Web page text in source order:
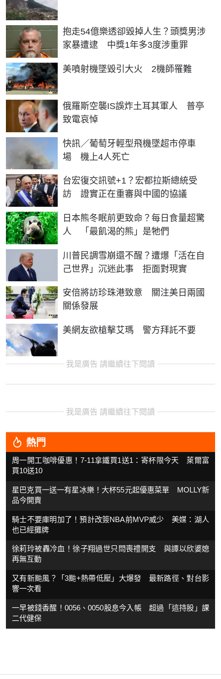
抱走54億樂透卻毀掉人生？頭獎男涉
家暴遭逮 中獎1年多3度涉重罪
美噴射機墜毀引大火 2機師罹難
俄羅斯空襲IS誤炸土耳其軍人 普亭
致電哀悼
快訊／葡萄牙輕型飛機墜超市停車
場 機上4人死亡
台宏復交訊號+1？宏都拉斯總統受
訪 證實正在重審與中國的協議
日本熊冬眠前更致命？每日食量超驚
人 「最飢渴的熊」是牠們
川普民調雪崩還不醒？遭爆「活在自
己世界」沉迷此事 拒面對現實
安倍將訪珍珠港致意 關注美日兩國
關係發展
美網友欲槍擊艾瑪 警方拜託不要
我是廣告 請繼續往下閱讀
我是廣告 請繼續往下閱讀
熱門
周一開工咖啡優惠！7-11拿鐵買1送1：寄杯限今天 萊爾富
買10送10
星巴克買一送一有星冰樂！大杯55元起優惠菜單 MOLLY新
品今開賣
騎士不要庫明加了！預計改簽NBA前MVP威少 美媒：湖人
也已經攤牌
徐莉玲被轟冷血！徐子翔過世只問喪禮開支 與譚以欣婆媳
再無互動
又有新颱風？「3颱+熱帶低壓」大爆發 最新路徑、對台影
響一次看
一早被錢香醒！0056、0050股息今入帳 超過「這持股」課
二代健保